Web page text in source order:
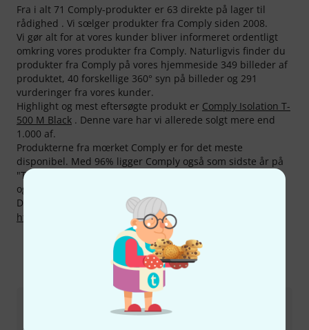
Fra i alt 71 Comply-produkter er 63 direkte på lager til
rådighed . Vi sœlger produkter fra Comply siden 2008.
Vi gør alt for at vores kunder bliver informeret ordentligt
omkring vores produkter fra Comply. Naturligvis finder du
produkter fra Comply på vores hjemmeside 349 billeder af
produktet, 40 forskellige 360° syn på billeder og 291
vurderinger fra vores kunder.
Highlight og mest eftersøgte produkt er Comply Isolation T-
500 M Black . Denne vare har vi allerede solgt mere end
1.000 af.
Produkterne fra mœrket Comply er for det meste
disponibel. Med 96% ligger Comply også som sidste år på
"Top 10%"-listen. Ialt 63 produkter er i øjeblikket på lager
og kan sendes omgående.
Du kan finde flere oplysninger om producenten på
http://www.complyfoam.com
Sådan kontakter du os
Kundeservice Danmark